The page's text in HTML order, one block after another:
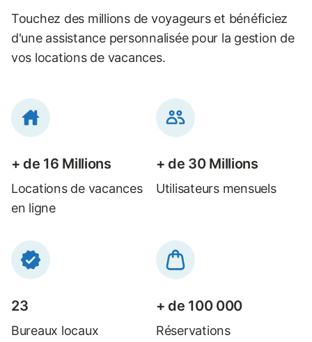
Touchez des millions de voyageurs et bénéficiez
d'une assistance personnalisée pour la gestion de
vos locations de vacances.
+ de 16 Millions
Locations de vacances
en ligne
+ de 30 Millions
Utilisateurs mensuels
23
Bureaux locaux
+ de 100 000
Réservations